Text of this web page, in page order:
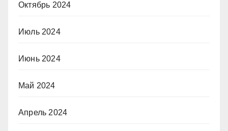
Октябрь 2024
Июль 2024
Июнь 2024
Май 2024
Апрель 2024